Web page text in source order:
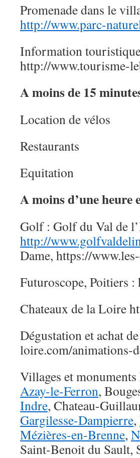
Promenade dans le
http://www.parc-
Information
http://www.tourisme-
A moins de 15
Location de vélos
Restaurants
Equitation
A moins d’une heure
Golf : Golf du Val de
http://
Dame, https://
Futuroscope, Poitiers
Chateaux de la Loire
Dégustation et achat
loire.com/animations-
Villages et
Azay-le-Ferron,
Indre, Chateau-
Gargilesse-Dampierre,
Mézières-en-Brenne,
Saint-Benoit du Sault,